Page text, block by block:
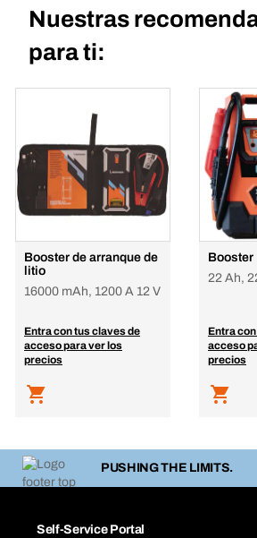
Nuestras
para ti:
Booster de arranque de
litio
16000 mAh, 1200 A 12 V
Entra con tus claves de
acceso para ver los
precios
Booster
22 Ah,
Entra
acceso
precios
PUSHING THE LIMITS.
Self-Service Portal